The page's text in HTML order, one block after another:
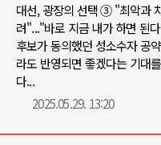
대선, 광장의 선택 ③ "최악과
려"..."바로 지금 내가 하면 된
후보가 동의했던 성소수자 공
라도 반영되면 좋겠다는 기대
다...
2025.05.29. 13:20